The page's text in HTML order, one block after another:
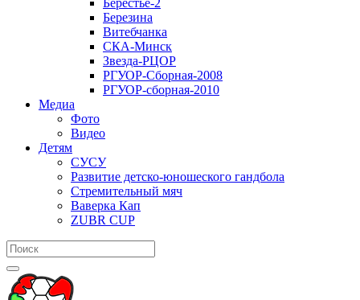
Берестье-2
Березина
Витебчанка
СКА-Минск
Звезда-РЦОР
РГУОР-Сборная-2008
РГУОР-сборная-2010
Медиа
Фото
Видео
Детям
СУСУ
Развитие детско-юношеского гандбола
Стремительный мяч
Ваверка Кап
ZUBR CUP